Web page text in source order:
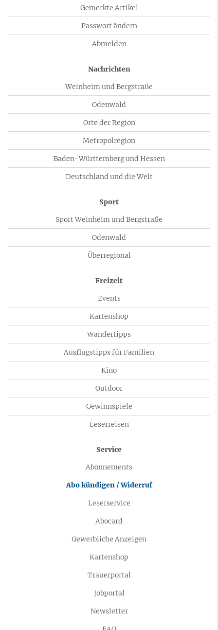
Gemerkte Artikel
Passwort ändern
Abmelden
Nachrichten
Weinheim und Bergstraße
Odenwald
Orte der Region
Metropolregion
Baden-Württemberg und Hessen
Deutschland und die Welt
Sport
Sport Weinheim und Bergstraße
Odenwald
Überregional
Freizeit
Events
Kartenshop
Wandertipps
Ausflugstipps für Familien
Kino
Outdoor
Gewinnspiele
Leserreisen
Service
Abonnements
Abo kündigen / Widerruf
Leserservice
Abocard
Gewerbliche Anzeigen
Kartenshop
Trauerportal
Jobportal
Newsletter